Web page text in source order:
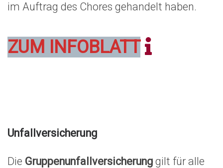
im Auftrag des Chores gehandelt haben.
ZUM INFOBLATT
Unfallversicherung
Die Gruppenunfallversicherung gilt für alle